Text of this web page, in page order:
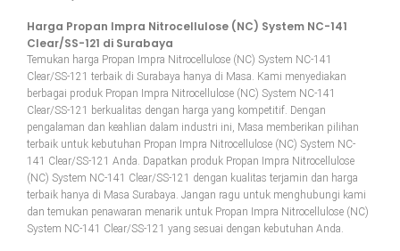
Harga Propan Impra Nitrocellulose (NC) System NC-141
Clear/SS-121 di Surabaya
Temukan harga Propan Impra Nitrocellulose (NC) System NC-141
Clear/SS-121 terbaik di Surabaya hanya di Masa. Kami menyediakan
berbagai produk Propan Impra Nitrocellulose (NC) System NC-141
Clear/SS-121 berkualitas dengan harga yang kompetitif. Dengan
pengalaman dan keahlian dalam industri ini, Masa memberikan pilihan
terbaik untuk kebutuhan Propan Impra Nitrocellulose (NC) System NC-
141 Clear/SS-121 Anda. Dapatkan produk Propan Impra Nitrocellulose
(NC) System NC-141 Clear/SS-121 dengan kualitas terjamin dan harga
terbaik hanya di Masa Surabaya. Jangan ragu untuk menghubungi kami
dan temukan penawaran menarik untuk Propan Impra Nitrocellulose (NC)
System NC-141 Clear/SS-121 yang sesuai dengan kebutuhan Anda.